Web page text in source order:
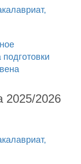
2025/2026